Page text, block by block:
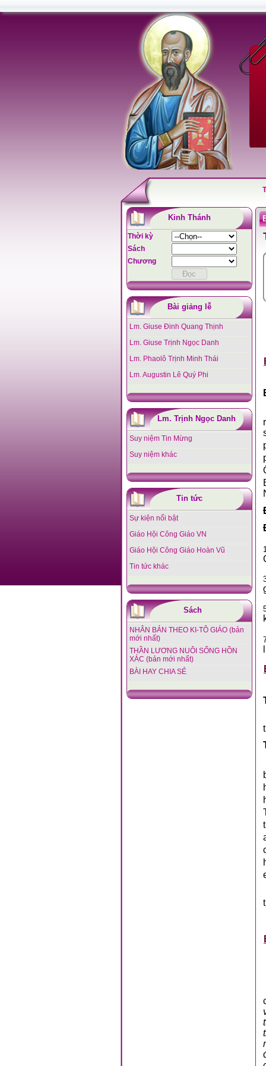
Kinh Thánh
Thời kỳ
Sách
Chương
Bài giảng lễ
Lm. Giuse Đinh Quang Thịnh
Lm. Giuse Trịnh Ngọc Danh
Lm. Phaolô Trịnh Minh Thái
Lm. Augustin Lê Quý Phi
Lm. Trịnh Ngọc Danh
Suy niệm Tin Mừng
Suy niệm khác
Tin tức
Sự kiện nổi bật
Giáo Hội Công Giáo VN
Giáo Hội Công Giáo Hoàn Vũ
Tin tức khác
Sách
NHÂN BẢN THEO KI-TÔ GIÁO (bản
mới nhất)
THẦN LƯƠNG NUÔI SỐNG HỒN
XÁC (bản mới nhất)
BÀI HAY CHIA SẺ